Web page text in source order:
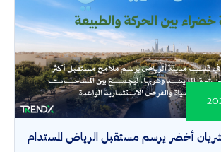
شريان أخضر يرسم مستقبل الرياض المستدام